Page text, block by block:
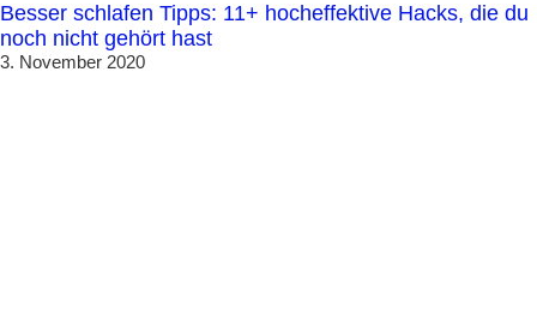
Besser schlafen Tipps: 11+ hocheffektive Hacks, die du
noch nicht gehört hast
3. November 2020